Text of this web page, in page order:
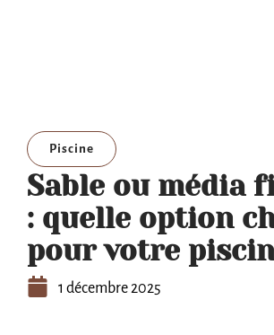
Piscine
Sable ou média
: quelle option
pour votre
1 décembre 2025